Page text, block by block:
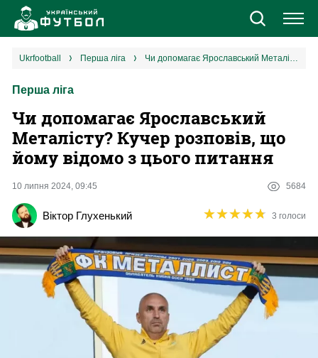
Новини
Єврокубки
УПЛ
2 ліга
Різне
Букмекери
Казино
ukrfootball перша ліга Чи допомагає Ярославський Металісту? Кучер розповів, що йому відомо з цього питання
Перша ліга
Чи допомагає Ярославський
Металісту? Кучер розповів, що
йому відомо з цього питання
10 липня 2024, 09:45 5684
Віктор Глухенький ★★★★★
★★★★★ 3 голоси